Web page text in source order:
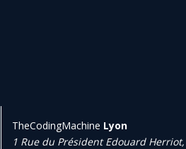
TheCodingMachine Lyon
1 Rue du Président Edouard Herriot,